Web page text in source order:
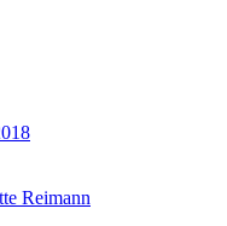
Reimann